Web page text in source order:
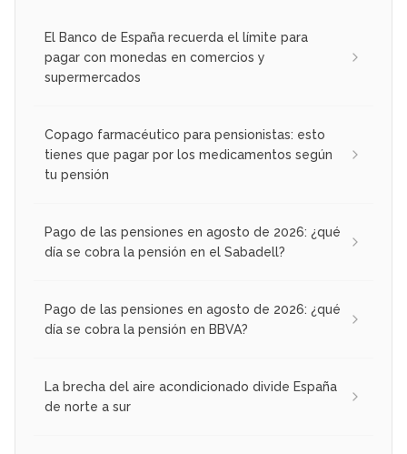
El Banco de España recuerda el límite para
pagar con monedas en comercios y
supermercados
Copago farmacéutico para pensionistas: esto
tienes que pagar por los medicamentos según
tu pensión
Pago de las pensiones en agosto de 2026: ¿qué
día se cobra la pensión en el Sabadell?
Pago de las pensiones en agosto de 2026: ¿qué
día se cobra la pensión en BBVA?
La brecha del aire acondicionado divide España
de norte a sur